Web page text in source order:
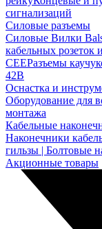
сигнализаций
Силовые разъемы
Силовые Вилки
кабельных розеток
CEEРазъемы
42В
Оснастка и
Оборудование для
монтажа
Кабельные
Наконечники
гильзы | Болтовые
Акционные товары